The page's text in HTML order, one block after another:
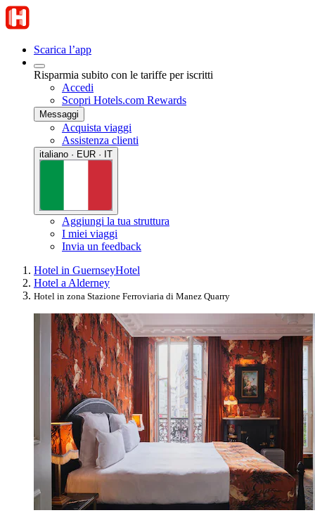
Scarica l’app
Risparmia subito con le tariffe per iscritti
Accedi
Scopri Hotels.com Rewards
Messaggi
Acquista viaggi
Assistenza clienti
italiano · EUR · IT
Aggiungi la tua struttura
I miei viaggi
Invia un feedback
Hotel in GuernseyHotel
Hotel a Alderney
Hotel in zona Stazione Ferroviaria di Manez Quarry